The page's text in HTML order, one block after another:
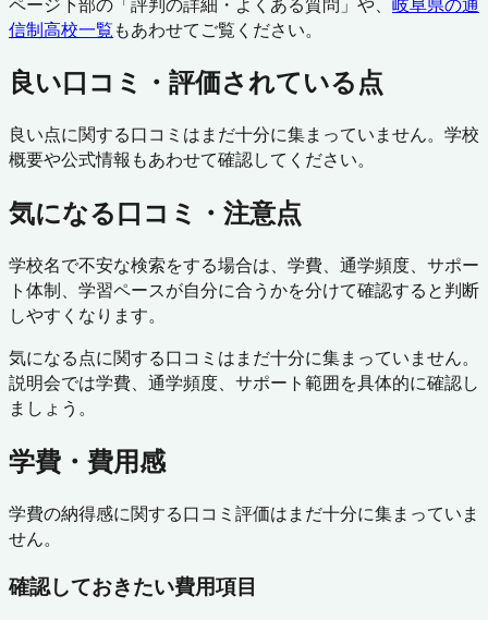
信制高校一覧もあわせてご覧ください。
良い口コミ・評価されている点
良い点に関する口コミはまだ十分に集まっていません。学校
概要や公式情報もあわせて確認してください。
気になる口コミ・注意点
学校名で不安な検索をする場合は、学費、通学頻度、サポー
ト体制、学習ペースが自分に合うかを分けて確認すると判断
しやすくなります。
気になる点に関する口コミはまだ十分に集まっていません。
説明会では学費、通学頻度、サポート範囲を具体的に確認し
ましょう。
学費・費用感
学費の納得感に関する口コミ評価はまだ十分に集まっていま
せん。
確認しておきたい費用項目